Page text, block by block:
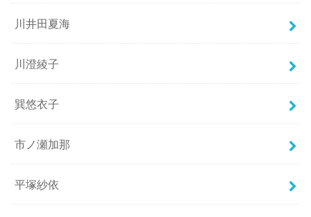
川井田夏海
川澄綾子
巽悠衣子
市ノ瀬加那
平塚紗依